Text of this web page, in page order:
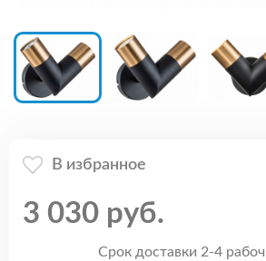
В избранное
3 030 руб.
Срок доставки 2-4